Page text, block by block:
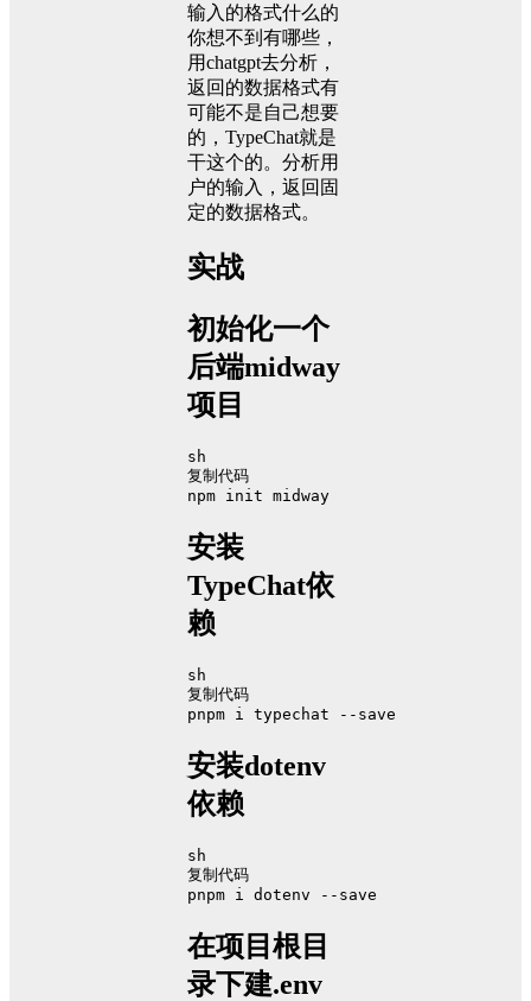
输入的格式什么的
你想不到有哪些，
用chatgpt去分析，
返回的数据格式有
可能不是自己想要
的，TypeChat就是
干这个的。分析用
户的输入，返回固
定的数据格式。
实战
初始化一个
后端midway
项目
sh
复制代码
npm init midway
安装
TypeChat依
赖
sh
复制代码
pnpm i typechat --save
安装dotenv
依赖
sh
复制代码
pnpm i dotenv --save
在项目根目
录下建.env